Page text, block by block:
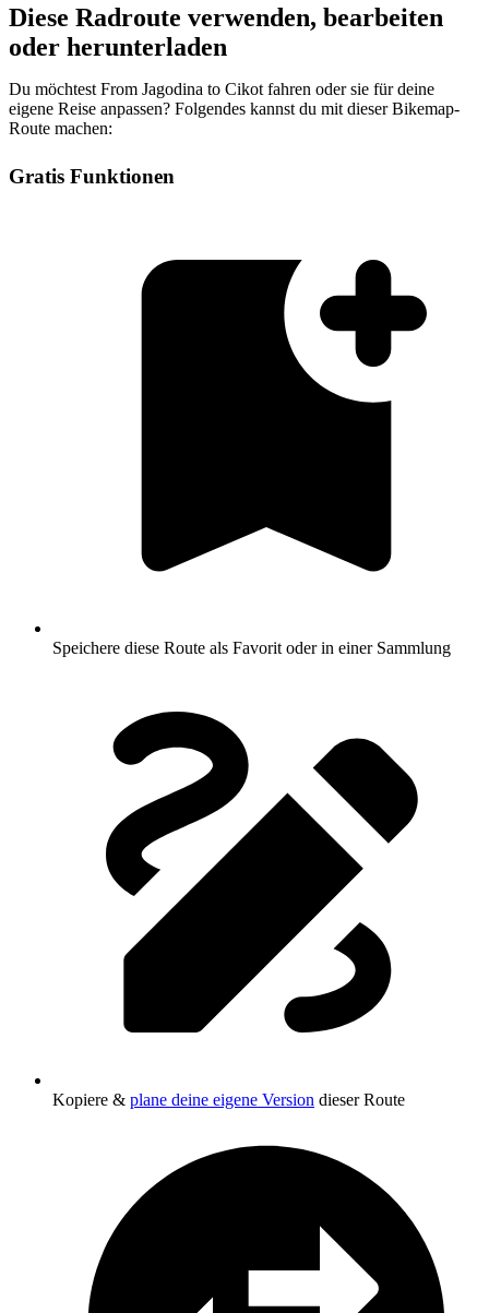
Diese Radroute verwenden, bearbeiten
oder herunterladen
Du möchtest From Jagodina to Cikot fahren oder sie für deine
eigene Reise anpassen? Folgendes kannst du mit dieser Bikemap-
Route machen:
Gratis Funktionen
Speichere diese Route als Favorit oder in einer Sammlung
Kopiere & plane deine eigene Version dieser Route